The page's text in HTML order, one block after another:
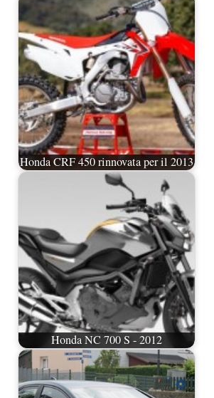
Honda CRF 450 rinnovata per il 2013
Honda NC 700 S - 2012